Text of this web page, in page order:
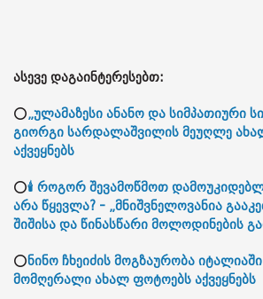
ასევე დაგაინტერესებთ:
⭕„ულამაზესი ანანო და სიმპათიური
გიორგი სარდალაშვილის მეუღლე
აქვეყნებს
⭕🕯 როგორ შევამოწმოთ
არა წყევლა? - „მნიშვნელოვანია
შიშისა და წინასწარი მოლოდინების
⭕ნინო ჩხეიძის მოგზაურობა
მომღერალი ახალ ფოტოებს აქვეყნებს